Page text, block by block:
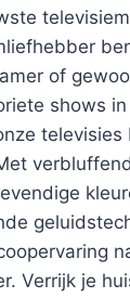
of
shows
televisies
Verrijk je